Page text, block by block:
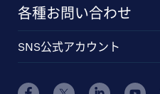
各種お問い合わせ
SNS公式アカウント